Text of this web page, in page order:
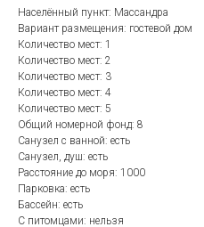
Населённый пункт: Массандра
Вариант размещения: гостевой дом
Количество мест: 1
Количество мест: 2
Количество мест: 3
Количество мест: 4
Количество мест: 5
Общий номерной фонд: 8
Санузел с ванной: есть
Санузел, душ: есть
Расстояние до моря: 1000
Парковка: есть
Бассейн: есть
С питомцами: нельзя